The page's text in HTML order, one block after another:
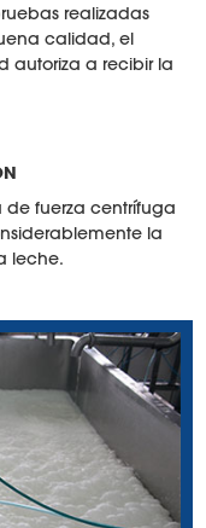
realizadas
calidad, el
autoriza a recibir la
fuerza centrífuga
la
leche.